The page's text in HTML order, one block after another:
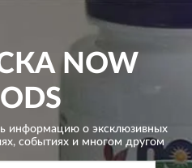
NOW
информацию о эксклюзивных
событиях и многом другом